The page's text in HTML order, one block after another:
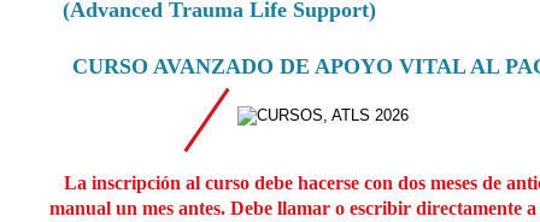
   (Advanced Trauma Life Support)
CURSO AVANZADO DE APOYO VITAL AL
La inscripción al curso debe hacerse con dos meses de
manual un mes antes. Debe llamar o escribir directamente